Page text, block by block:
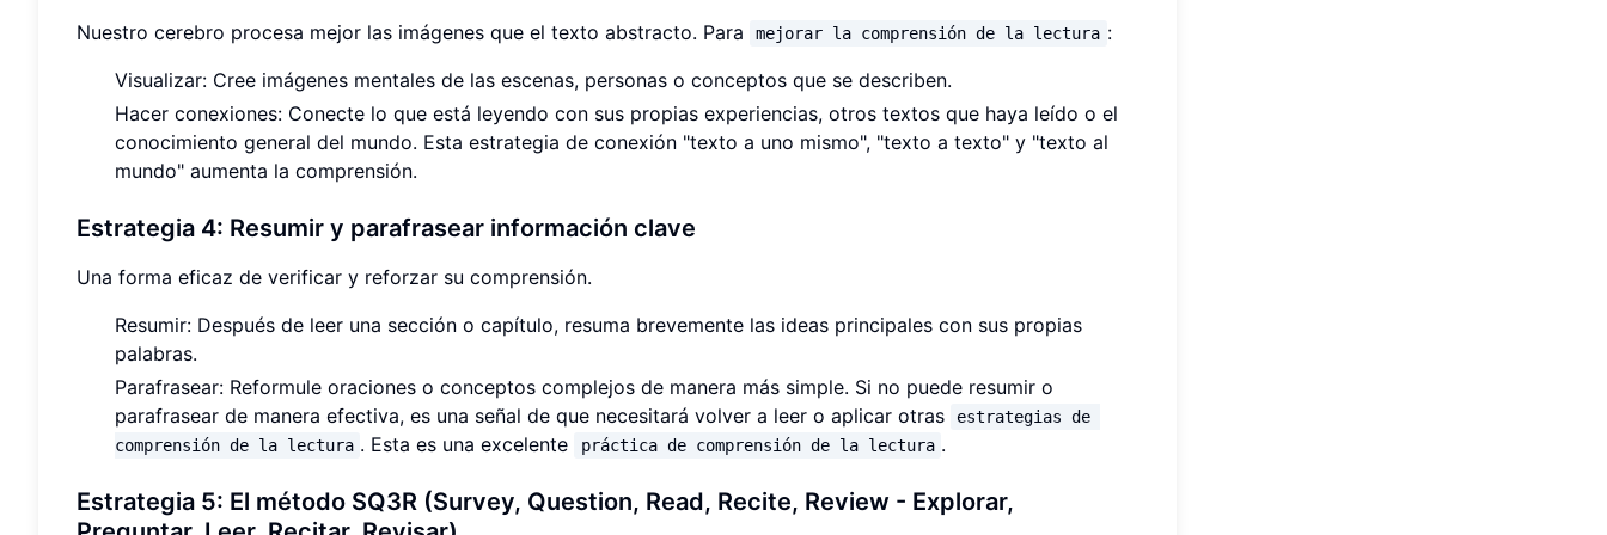
Nuestro cerebro procesa mejor las imágenes que el texto abstracto. Para mejorar la comprensión de la lectura :
Visualizar: Cree imágenes mentales de las escenas, personas o conceptos que se describen.
Hacer conexiones: Conecte lo que está leyendo con sus propias experiencias, otros textos que haya leído o el
conocimiento general del mundo. Esta estrategia de conexión "texto a uno mismo", "texto a texto" y "texto al
mundo" aumenta la comprensión.
Estrategia 4: Resumir y parafrasear información clave
Una forma eficaz de verificar y reforzar su comprensión.
Resumir: Después de leer una sección o capítulo, resuma brevemente las ideas principales con sus propias
palabras.
Parafrasear: Reformule oraciones o conceptos complejos de manera más simple. Si no puede resumir o
parafrasear de manera efectiva, es una señal de que necesitará volver a leer o aplicar otras
estrategias de
comprensión de la lectura . Esta es una excelente práctica de comprensión de la lectura .
Estrategia 5: El método SQ3R (Survey, Question, Read, Recite, Review - Explorar,